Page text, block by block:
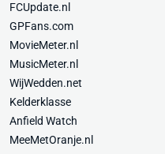
FCUpdate.nl
GPFans.com
MovieMeter.nl
MusicMeter.nl
WijWedden.net
Kelderklasse
Anfield Watch
MeeMetOranje.nl